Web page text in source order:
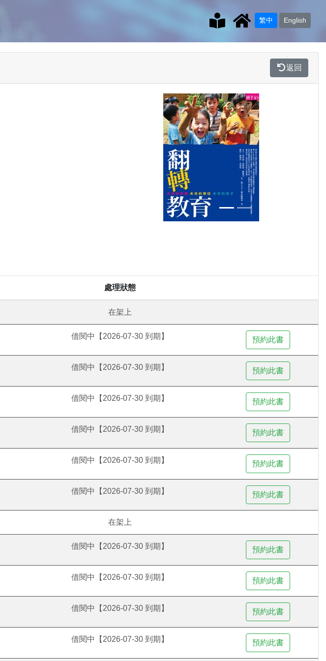
繁中 English
返回
Previous
處理狀態
在架上
借閱中【2026-07-30 到期】
借閱中【2026-07-30 到期】
借閱中【2026-07-30 到期】
借閱中【2026-07-30 到期】
借閱中【2026-07-30 到期】
借閱中【2026-07-30 到期】
在架上
借閱中【2026-07-30 到期】
借閱中【2026-07-30 到期】
借閱中【2026-07-30 到期】
借閱中【2026-07-30 到期】